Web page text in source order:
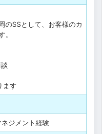
のSSとして、お客様のカ
。
ます
ジメント経験